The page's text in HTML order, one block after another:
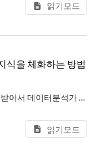
읽기모드
식을 체화하는 방법
얼마 전에 데이터리안 세미나에 초대받아서 데이터분석가 채용을 비롯한 몇 가지 주제에 대해서 인터뷰를 했다. 마이리얼트립 데이터분석가 채용 홍보 목적이 가장 크긴 했지만 :) 주최측에서 전반적인 인터뷰 질문을 다양하게 잘 선정해
읽기모드